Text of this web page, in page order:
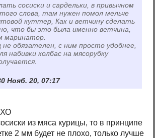
сосиски и сардельки, в привычном
слова, там нужен помол мельче
куттер, Как и ветчину сделать
что бы это была именно ветчина,
маринатор.
обязателен, с ним просто удобнее,
набивки колбас на мясорубку
Нояб. 20, 07:17
из мяса курицы, то в принципе
2 мм будет не плохо, только лучше